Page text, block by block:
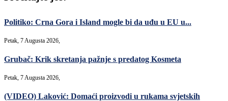
Politiko: Crna Gora i Island mogle bi da uđu u EU u...
Petak, 7 Augusta 2026,
Grubač: Krik skretanja pažnje s predatog Kosmeta
Petak, 7 Augusta 2026,
(VIDEO) Laković: Domaći proizvodi u rukama svjetskih